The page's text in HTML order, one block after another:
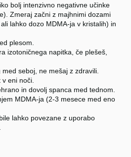
bolj intenzivno negativne učinke
Zmeraj začni z majhnimi dozami
lahko dozo MDMA-ja v kristalih) in
plesom.
izotoničnega napitka, če plešeš,
seboj, ne mešaj z zdravili.
eni noči.
in dovolj spanca med tednom.
MDMA-ja (2-3 mesece med eno
lahko povezane z uporabo